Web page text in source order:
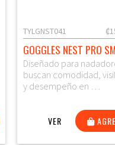
TYLGNST041
GOGGLES NEST PRO
Diseñado para
buscan comodidad,
y desempeño en …
VER